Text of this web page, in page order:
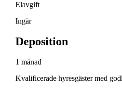
Elavgift
Ingår
Deposition
1 månad
Kvalificerade hyresgäster med